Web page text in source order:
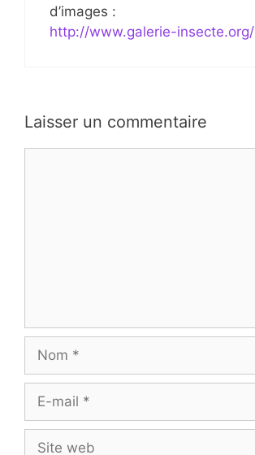
d’images :
http://www.galerie-insecte.org/
Laisser un commentaire
Nom
Site